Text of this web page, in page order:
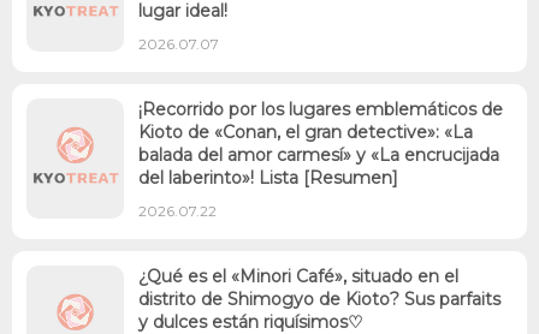
lugar ideal!
2026.07.07
¡Recorrido por los lugares emblemáticos de
Kioto de «Conan, el gran detective»: «La
balada del amor carmesí» y «La encrucijada
del laberinto»! Lista [Resumen]
2026.07.22
¿Qué es el «Minori Café», situado en el
distrito de Shimogyo de Kioto? Sus parfaits
y dulces están riquísimos♡